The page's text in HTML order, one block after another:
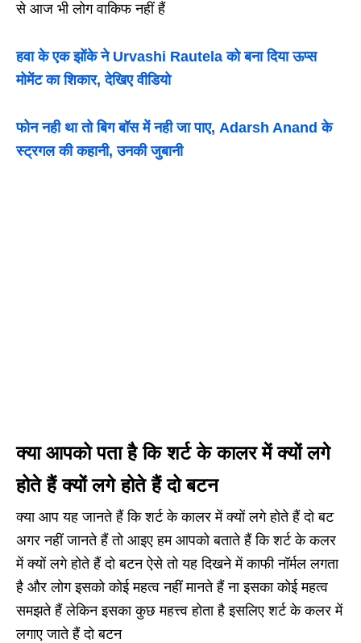
से आज भी लोग वाकिफ नहीं हैं
हवा के एक झोंके ने Urvashi Rautela को बना दिया ऊप्स
मोमेंट का शिकार, देखिए वीडियो
फोन नही था तो बिग बॉस में नही जा पाए, Adarsh Anand के
स्ट्रगल की कहानी, उनकी जुबानी
क्या आपको पता है कि शर्ट के कालर में क्यों लगे
होते हैं क्यों लगे होते हैं दो बटन
क्या आप यह जानते हैं कि शर्ट के कालर में क्यों लगे होते हैं दो बट
अगर नहीं जानते हैं तो आइए हम आपको बताते हैं कि शर्ट के कलर
में क्यों लगे होते हैं दो बटन ऐसे तो यह दिखने में काफी नॉर्मल लगता
है और लोग इसको कोई महत्व नहीं मानते हैं ना इसका कोई महत्व
समझते हैं लेकिन इसका कुछ महत्त्व होता है इसलिए शर्ट के कलर में
लगाए जाते हैं दो बटन